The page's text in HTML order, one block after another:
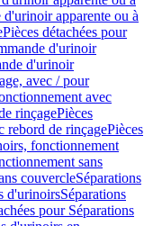
d'urinoir apparente ou à
Pièces détachées pour
d'urinoir
d'urinoir
avec / pour
avec
rinçagePièces
rebord de rinçagePièces
fonctionnement
sans
couvercleSéparations
d'urinoirsSéparations
pour Séparations